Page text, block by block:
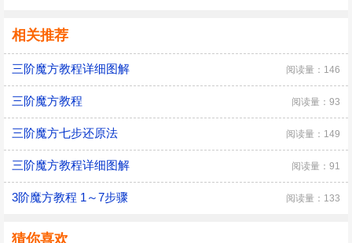
相关推荐
三阶魔方教程详细图解 阅读量：146
三阶魔方教程 阅读量：93
三阶魔方七步还原法 阅读量：149
三阶魔方教程详细图解 阅读量：91
3阶魔方教程 1～7步骤 阅读量：133
猜你喜欢